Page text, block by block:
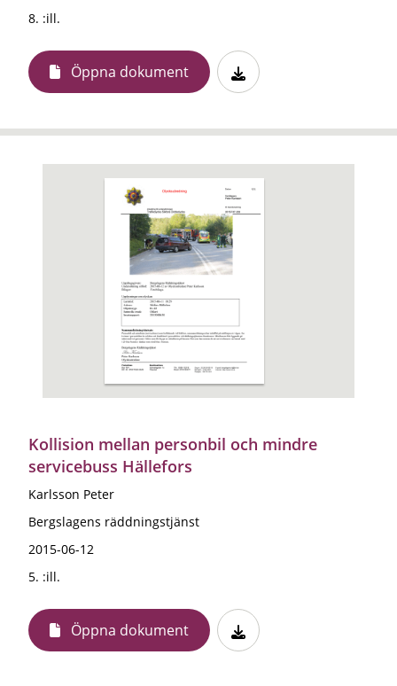
8. :ill.
Öppna dokument
Kollision mellan personbil och mindre
servicebuss Hällefors
Karlsson Peter
Bergslagens räddningstjänst
2015-06-12
5. :ill.
Öppna dokument